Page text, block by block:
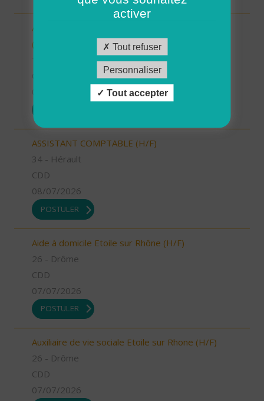
Auxiliaire de puériculture - AURILLAC (15000)
(H/F)
ASSISTANT COMPTABLE (H/F)
34 - Hérault
CDD
08/07/2026
POSTULER
Aide à domicile Etoile sur Rhône (H/F)
26 - Drôme
CDD
07/07/2026
POSTULER
Auxiliaire de vie sociale Etoile sur Rhone (H/F)
26 - Drôme
CDD
07/07/2026
activer
Tout refuser
Personnaliser
Tout accepter